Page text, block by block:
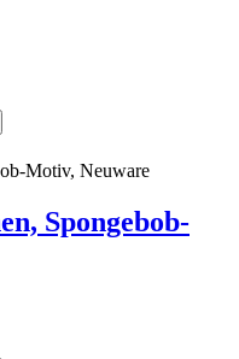
Spongebob-